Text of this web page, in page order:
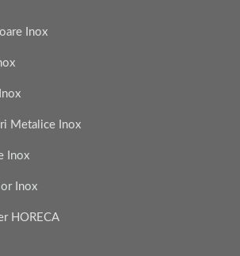
Inox
Metalice Inox
Inox
Inox
HORECA